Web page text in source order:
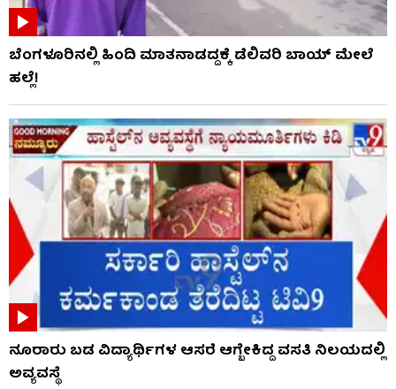
ಬೆಂಗಳೂರಿನಲ್ಲಿ ಹಿಂದಿ ಮಾತನಾಡದ್ದಕ್ಕೆ ಡೆಲಿವರಿ ಬಾಯ್ ಮೇಲೆ
ಹಲ್ಲೆ!
ನೂರಾರು ಬಡ ವಿದ್ಯಾರ್ಥಿಗಳ ಆಸರೆ ಆಗ್ಬೇಕಿದ್ದ ವಸತಿ ನಿಲಯದಲ್ಲಿ
ಅವ್ಯವಸ್ಥೆ